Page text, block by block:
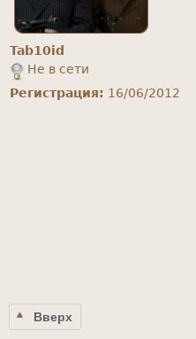
Tab10id
Не в сети
Регистрация: 16/06/2012
Вверх